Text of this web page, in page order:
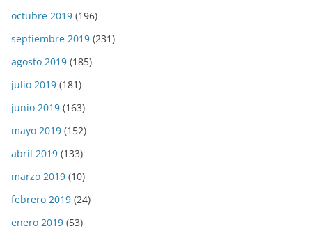
octubre 2019 (196)
septiembre 2019 (231)
agosto 2019 (185)
julio 2019 (181)
junio 2019 (163)
mayo 2019 (152)
abril 2019 (133)
marzo 2019 (10)
febrero 2019 (24)
enero 2019 (53)